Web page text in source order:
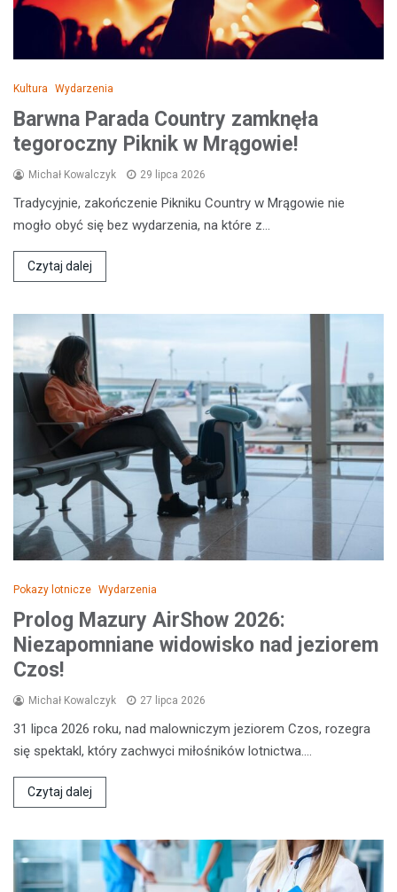
Kultura Wydarzenia
Barwna Parada Country zamknęła
tegoroczny Piknik w Mrągowie!
Michał Kowalczyk 29 lipca 2026
Tradycyjnie, zakończenie Pikniku Country w Mrągowie nie
mogło obyć się bez wydarzenia, na które z…
Czytaj dalej
Pokazy lotnicze Wydarzenia
Prolog Mazury AirShow 2026:
Niezapomniane widowisko nad jeziorem
Czos!
Michał Kowalczyk 27 lipca 2026
31 lipca 2026 roku, nad malowniczym jeziorem Czos, rozegra
się spektakl, który zachwyci miłośników lotnictwa.…
Czytaj dalej